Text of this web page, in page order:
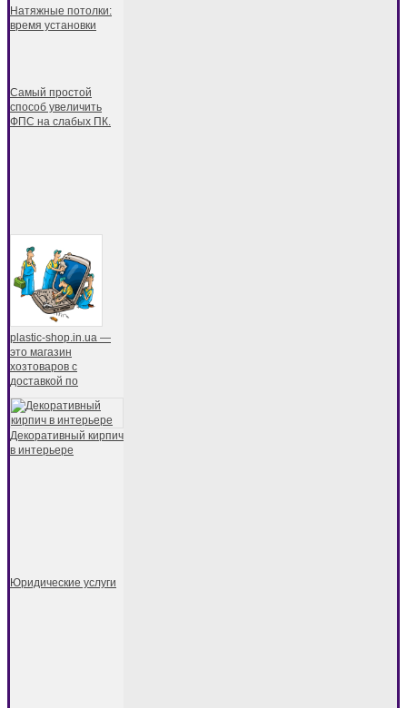
Натяжные потолки:
время установки
Самый простой
способ увеличить
ФПС на слабых ПК.
plastic-shop.in.ua —
это магазин
хозтоваров с
доставкой по
Декоративный кирпич
в интерьере
Юридические услуги